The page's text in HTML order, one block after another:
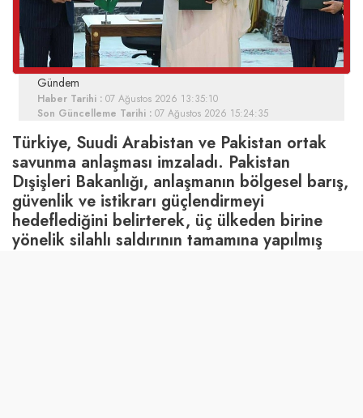
Gündem
Haber Tarihi : 07 Ağustos 2026 13:35:10
Son Güncelleme Tarihi : 07 Ağustos 2026 15:24:35
Türkiye, Suudi Arabistan ve Pakistan ortak
savunma anlaşması imzaladı. Pakistan
Dışişleri Bakanlığı, anlaşmanın bölgesel barış,
güvenlik ve istikrarı güçlendirmeyi
hedeflediğini belirterek, üç ülkeden birine
yönelik silahlı saldırının tamamına yapılmış